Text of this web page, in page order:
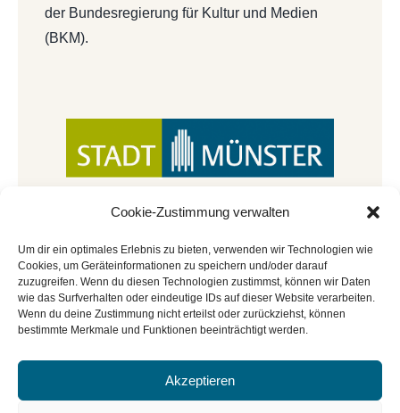
Cookie-Zustimmung verwalten
Um dir ein optimales Erlebnis zu bieten, verwenden wir Technologien wie
Cookies, um Geräteinformationen zu speichern und/oder darauf
zuzugreifen. Wenn du diesen Technologien zustimmst, können wir Daten
wie das Surfverhalten oder eindeutige IDs auf dieser Website verarbeiten.
Wenn du deine Zustimmung nicht erteilst oder zurückziehst, können
bestimmte Merkmale und Funktionen beeinträchtigt werden.
Akzeptieren
der Bundesregierung für Kultur und Medien
(BKM).
© Copyright 2022 - 2026 | Mitmachbar der